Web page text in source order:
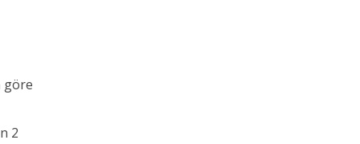
göre
2